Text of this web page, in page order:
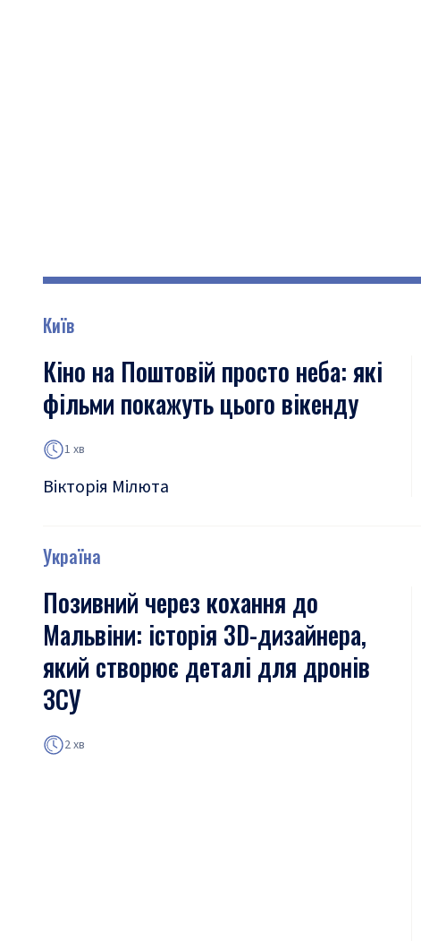
Київ
Кіно на Поштовій просто неба: які
фільми покажуть цього вікенду
1 хв
Вікторія Мілюта
Україна
Позивний через кохання до
Мальвіни: історія 3D-дизайнера,
який створює деталі для дронів
ЗСУ
2 хв